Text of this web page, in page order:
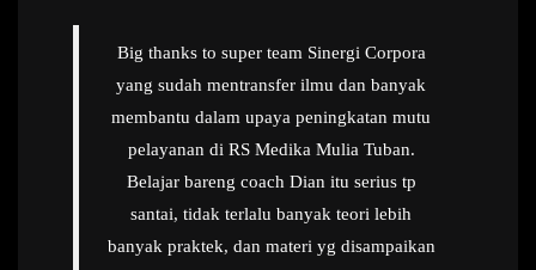
Big thanks to super team Sinergi Corpora
yang sudah mentransfer ilmu dan banyak
membantu dalam upaya peningkatan mutu
pelayanan di RS Medika Mulia Tuban.
Belajar bareng coach Dian itu serius tp
santai, tidak terlalu banyak teori lebih
banyak praktek, dan materi yg disampaikan